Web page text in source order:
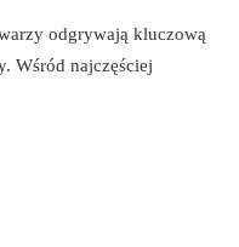
odgrywają kluczową
Wśród najczęściej